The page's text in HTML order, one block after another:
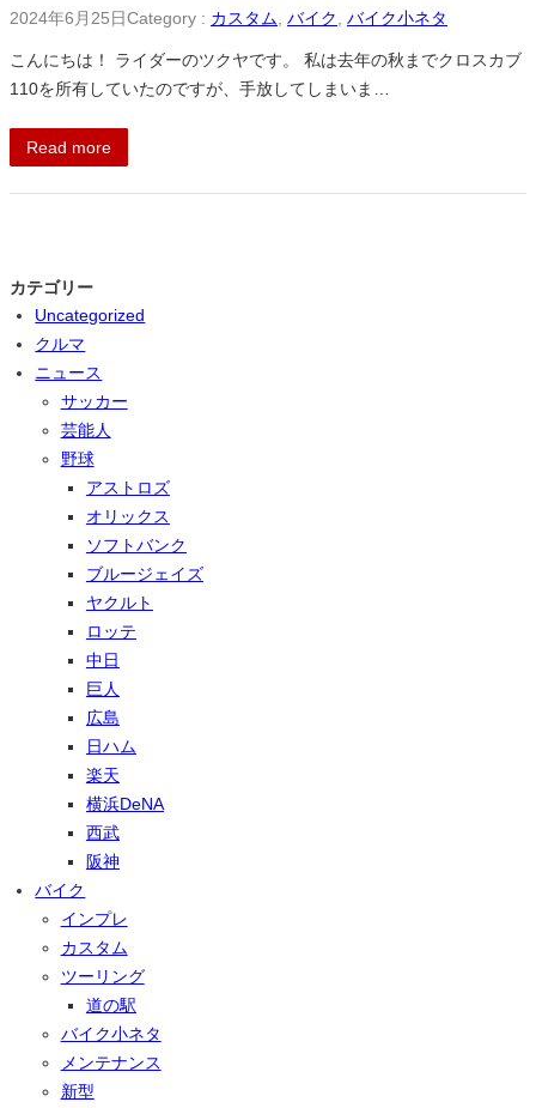
2024年6月25日Category : カスタム バイク バイク小ネタ
こんにちは！ ライダーのツクヤです。 私は去年の秋までクロスカブ
110を所有していたのですが、手放してしまいま…
Read more
カテゴリー
Uncategorized
クルマ
ニュース
サッカー
芸能人
野球
アストロズ
オリックス
ソフトバンク
ブルージェイズ
ヤクルト
ロッテ
中日
巨人
広島
日ハム
楽天
横浜DeNA
西武
阪神
バイク
インプレ
カスタム
ツーリング
道の駅
バイク小ネタ
メンテナンス
新型